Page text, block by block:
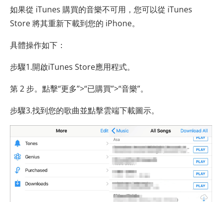
如果從 iTunes 購買的音樂不可用，您可以從 iTunes
Store 將其重新下載到您的 iPhone。
具體操作如下：
步驟1.開啟iTunes Store應用程式。
第 2 步。點擊“更多”>“已購買”>“音樂”。
步驟3.找到您的歌曲並點擊雲端下載圖示。